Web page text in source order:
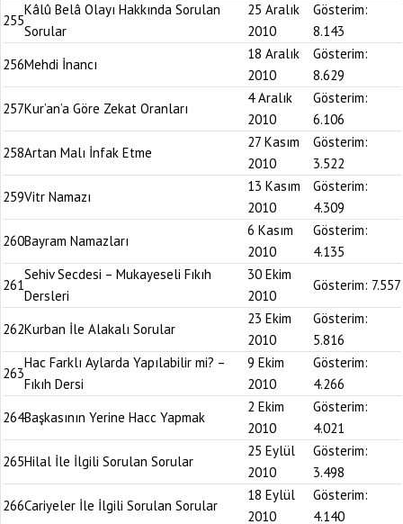
255
Kâlû Belâ Olayı Hakkında Sorulan
Sorular
25 Aralık
2010
Gösterim:
8.143
256Mehdi İnancı
18 Aralık
2010
Gösterim:
8.629
257Kur’an’a Göre Zekat Oranları
4 Aralık
2010
Gösterim:
6.106
258Artan Malı İnfak Etme
27 Kasım
2010
Gösterim:
3.522
259Vitr Namazı
13 Kasım
2010
Gösterim:
4.309
260Bayram Namazları
6 Kasım
2010
Gösterim:
4.135
261
Sehiv Secdesi – Mukayeseli Fıkıh
Dersleri
30 Ekim
2010
Gösterim: 7.557
262Kurban İle Alakalı Sorular
23 Ekim
2010
Gösterim:
5.816
263
Hac Farklı Aylarda Yapılabilir mi? –
Fıkıh Dersi
9 Ekim
2010
Gösterim:
4.266
264Başkasının Yerine Hacc Yapmak
2 Ekim
2010
Gösterim:
4.021
265Hilal İle İlgili Sorulan Sorular
25 Eylül
2010
Gösterim:
3.498
266Cariyeler İle İlgili Sorulan Sorular
18 Eylül
2010
Gösterim:
4.140